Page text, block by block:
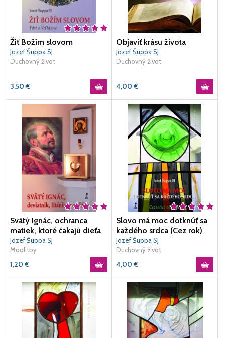
Žiť Božím slovom
Jozef Šuppa SJ
Duchovný život
3,50 €
Objaviť krásu života
Jozef Šuppa SJ
Duchovný život
4,00 €
Svätý Ignác, ochranca
matiek, ktoré čakajú dieťa
Jozef Šuppa SJ
Modlitby
1,20 €
Slovo má moc dotknúť sa
každého srdca (Cez rok)
Jozef Šuppa SJ
Duchovný život
4,00 €